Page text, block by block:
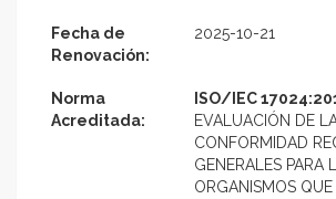
Fecha de
Renovación:
2025-10-21
Norma
Acreditada:
ISO/IEC
EVALUACIÓN DE
CONFORMIDAD
GENERALES PARA
ORGANISMOS